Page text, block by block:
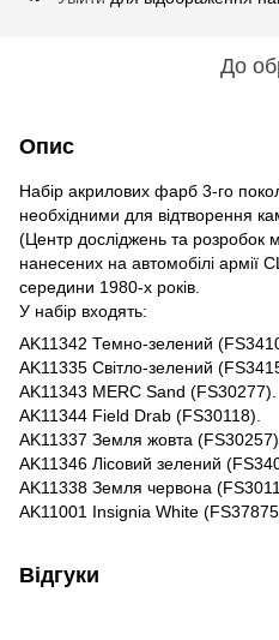
До
Опис
Набір акрилових фарб 3-го
необхідними для відтворення
(Центр досліджень та розробок
нанесених на автомобілі армії
середини 1980-х років.
У набір входять:
AK11342 Темно-зелений
AK11335 Світло-зелений
AK11343 MERC Sand (FS30277).
AK11344 Field Drab (FS30118).
AK11337 Земля жовта (FS30257).
AK11346 Лісовий зелений
AK11338 Земля червона
AK11001 Insignia White
Відгуки